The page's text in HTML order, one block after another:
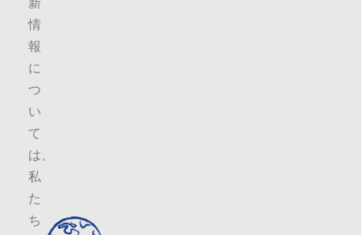
新
情
報
に
つ
い
て
は、
私
た
ち